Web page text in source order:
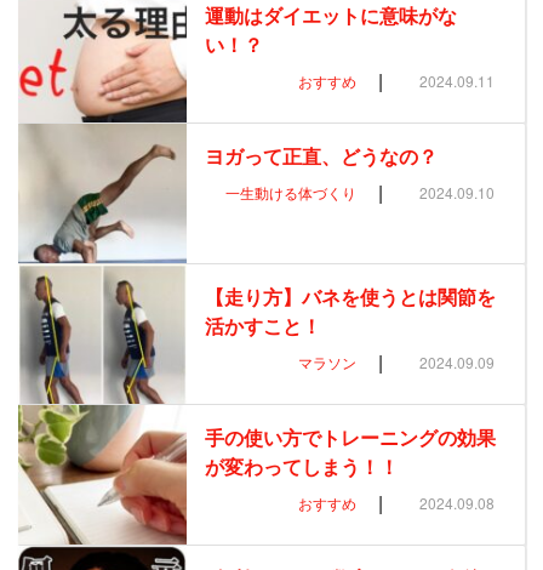
運動はダイエットに意味がな
い！？
おすすめ | 2024.09.11
ヨガって正直、どうなの？
一生動ける体づくり | 2024.09.10
【走り方】バネを使うとは関節を
活かすこと！
マラソン | 2024.09.09
手の使い方でトレーニングの効果
が変わってしまう！！
おすすめ | 2024.09.08